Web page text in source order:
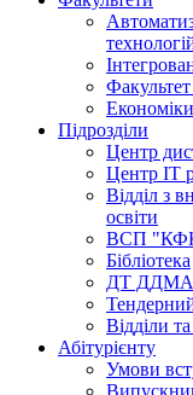
Підрозділи
Центр
Центр ІТ
Відділ з
освіти
ВСП
Бібліотека
ДТ ДДМА
Відділи
Абітурієнту
Умови